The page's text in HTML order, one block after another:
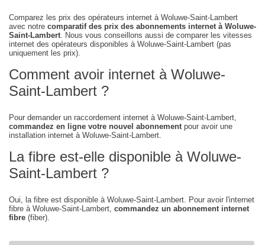
Comparez les prix des opérateurs internet à Woluwe-Saint-Lambert
avec notre comparatif des prix des abonnements internet à Woluwe-
Saint-Lambert. Nous vous conseillons aussi de comparer les vitesses
internet des opérateurs disponibles à Woluwe-Saint-Lambert (pas
uniquement les prix).
Comment avoir internet à Woluwe-
Saint-Lambert ?
Pour demander un raccordement internet à Woluwe-Saint-Lambert,
commandez en ligne votre nouvel abonnementpour avoir une
installation internet à Woluwe-Saint-Lambert.
La fibre est-elle disponible à Woluwe-
Saint-Lambert ?
Oui, la fibre est disponible à Woluwe-Saint-Lambert. Pour avoir l'internet
fibre à Woluwe-Saint-Lambert, commandez un abonnement internet
fibre (fiber).